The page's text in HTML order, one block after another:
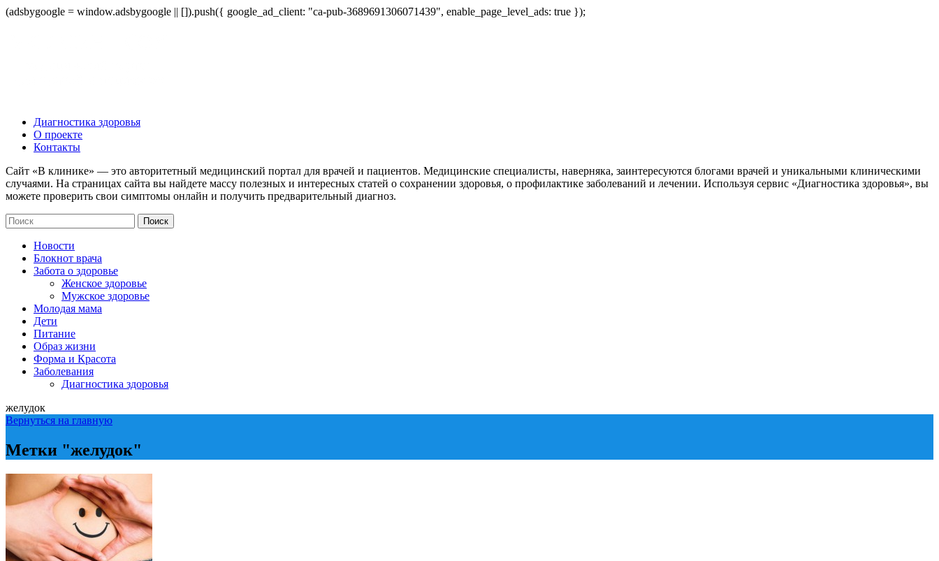
(adsbygoogle = window.adsbygoogle || []).push({ google_ad_client: "ca-pub-3689691306071439", enable_page_level_ads: true });
Диагностика здоровья
О проекте
Контакты
Сайт «В клинике» — это авторитетный медицинский портал для врачей и пациентов. Медицинские специалисты, наверняка, заинтересуются блогами врачей и уникальными клиническими
случаями. На страницах сайта вы найдете массу полезных и интересных статей о сохранении здоровья, о профилактике заболеваний и лечении. Используя сервис «Диагностика здоровья», вы
можете проверить свои симптомы онлайн и получить предварительный диагноз.
Новости
Блокнот врача
Забота о здоровье
Женское здоровье
Мужское здоровье
Молодая мама
Дети
Питание
Образ жизни
Форма и Красота
Заболевания
Диагностика здоровья
желудок
Вернуться на главную
Метки "желудок"